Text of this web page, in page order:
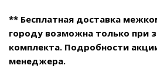
** Бесплатная доставка
городу возможна только при
комплекта. Подробности
менеджера.